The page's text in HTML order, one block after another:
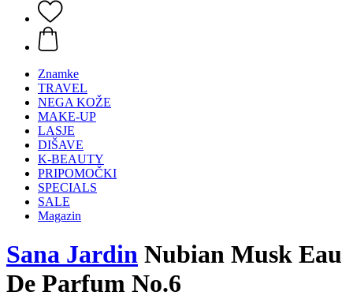
Znamke
TRAVEL
NEGA KOŽE
MAKE-UP
LASJE
DIŠAVE
K-BEAUTY
PRIPOMOČKI
SPECIALS
SALE
Magazin
Sana Jardin Nubian Musk Eau
De Parfum No.6